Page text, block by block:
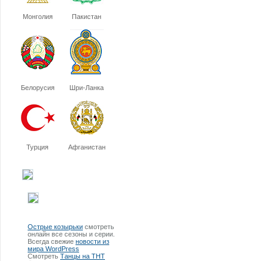
Монголия Пакистан
Белорусия Шри-Ланка
Турция Афганистан
Острые козырьки смотреть
онлайн все сезоны и серии.
Всегда свежие новости из
мира WordPress
Смотреть Танцы на ТНТ